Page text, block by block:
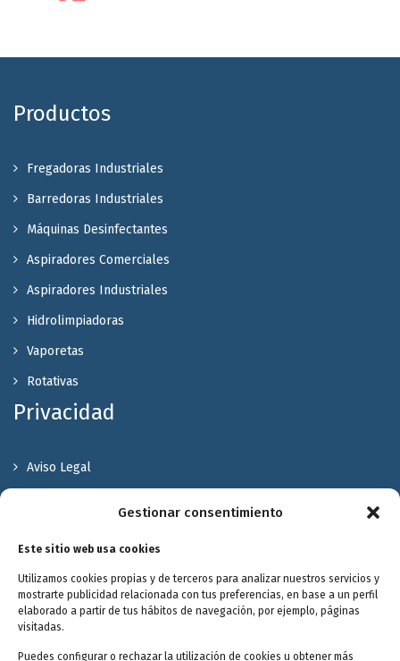
Gestionar consentimiento
Este sitio web usa cookies
Utilizamos cookies propias y de terceros para analizar nuestros servicios y
mostrarte publicidad relacionada con tus preferencias, en base a un perfil
elaborado a partir de tus hábitos de navegación, por ejemplo, páginas
visitadas.
Puedes configurar o rechazar la utilización de cookies u obtener más
Productos
Fregadoras Industriales
Barredoras Industriales
Máquinas Desinfectantes
Aspiradores Comerciales
Aspiradores Industriales
Hidrolimpiadoras
Vaporetas
Rotativas
Privacidad
Aviso Legal
Valóranos